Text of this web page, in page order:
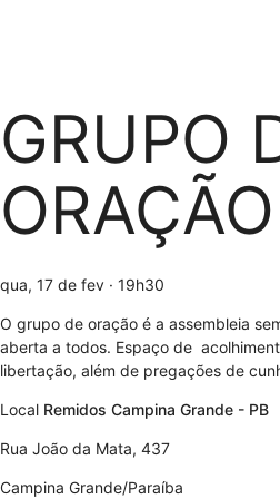
GRUPO
ORAÇÃO
qua, 17 de fev · 19h30
O grupo de oração é a assembleia
aberta a todos. Espaço de
libertação, além de pregações de
Local Remidos Campina Grande - PB
Rua João da Mata, 437
Campina Grande/Paraíba